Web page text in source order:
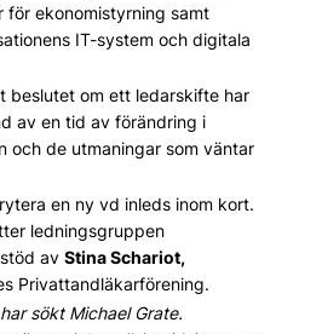
för ekonomistyrning samt
IT-system och digitala
beslutet om ett ledarskifte har
av en tid av förändring i
och de utmaningar som väntar
en ny vd inleds inom kort.
ledningsgruppen
av Stina Schariot,
Privattandläkarförening.
sökt Michael Grate.